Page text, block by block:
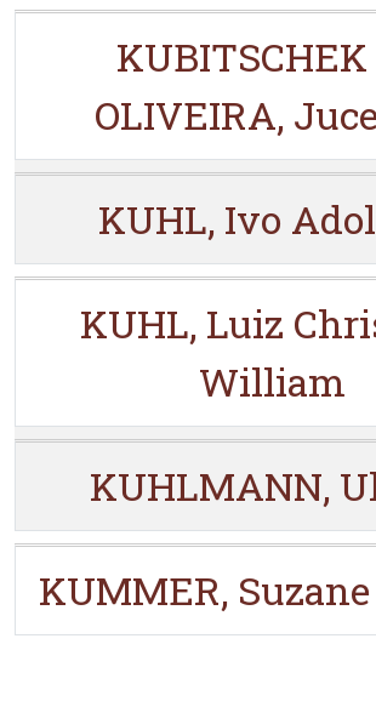
KUBITSCHEK
OLIVEIRA,
KUHL, Ivo
KUHL, Luiz
William
KUHLMANN,
KUMMER,